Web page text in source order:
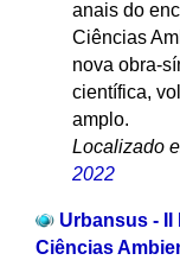
anais do
Ciências
nova obra-
científica,
amplo.
Localizado
2022
Urbansus -
Ciências